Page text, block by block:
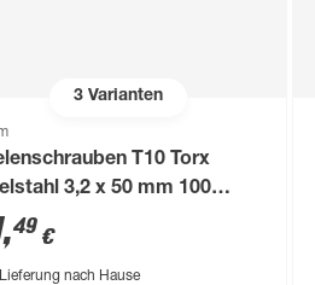
3Varianten
T10 Torx
3,2 x 50 mm 100
,49 €
Lieferung nach Hause